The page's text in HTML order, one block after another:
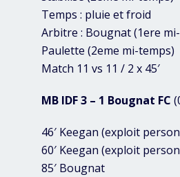
Temps : pluie et froid
Arbitre : Bougnat (1ere
Paulette (2eme mi-temps)
Match 11 vs 11 / 2 x 45′
MB IDF 3 – 1 Bougnat FC
46′ Keegan (exploit
60′ Keegan (exploit
85′ Bougnat